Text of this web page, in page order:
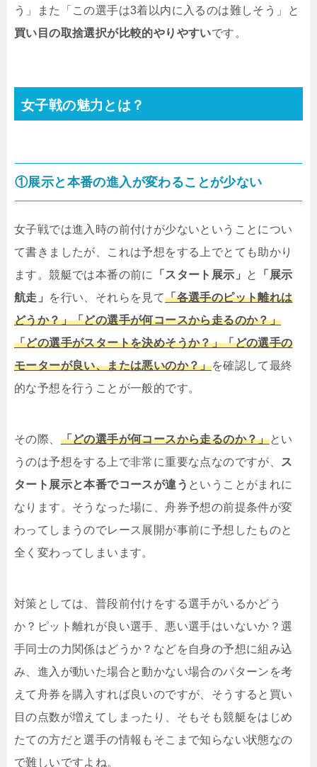
う」また「この選手は3着以内に入るのは難しそう」と
買い目の取捨選択が比較的やりやすいです。
女子戦の魅力とは？
①展示と本番の進入が変わることが少ない
女子戦では進入時の前付けが少ないということについ
て書きましたが、これは予想をする上でとても助かり
ます。競艇では本番の前に
「スタート展示」 と
「展示
航走」
を行い、それらを見て「各選手のピット離れは
どうか？」「どの選手が何コースから走るのか？」
「どの選手がスタートを決めそうか？」「どの選手の
モーターが良い、または悪いのか？」を確認して最終
的な予想を行うことが一般的です。
その際、 「どの選手が何コースから走るのか？」とい
うのは予想をする上で非常に重要な点なのですが、
ス
タート展示と本番でコースが違う ということがまれに
なります。そうなった場に、舟券予想の前提条件が変
わってしまうのでレース展開が事前に予想したものと
全く変わってしまいます。
対策としては、普段前付けをする選手がいるかどう
か？ピット離れが良い選手、悪い選手はいないか？選
手同士の力関係はどうか？などを自身の予想に組み込
み、進入が動いた場合と動かない場合のパターンを考
えて舟券を購入すれば良いのですが、そうすると買い
目の点数が増えてしまったり、そもそも競艇をはじめ
たての方だと選手の情報もそこまで知らない状態なの
で難しいですよね。